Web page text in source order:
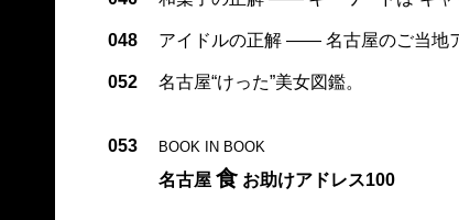
048 アイドルの正解 —— 名古屋のご当地
052 名古屋“けった”美女図鑑。
053 BOOK IN BOOK
名古屋 食お助けアドレス100